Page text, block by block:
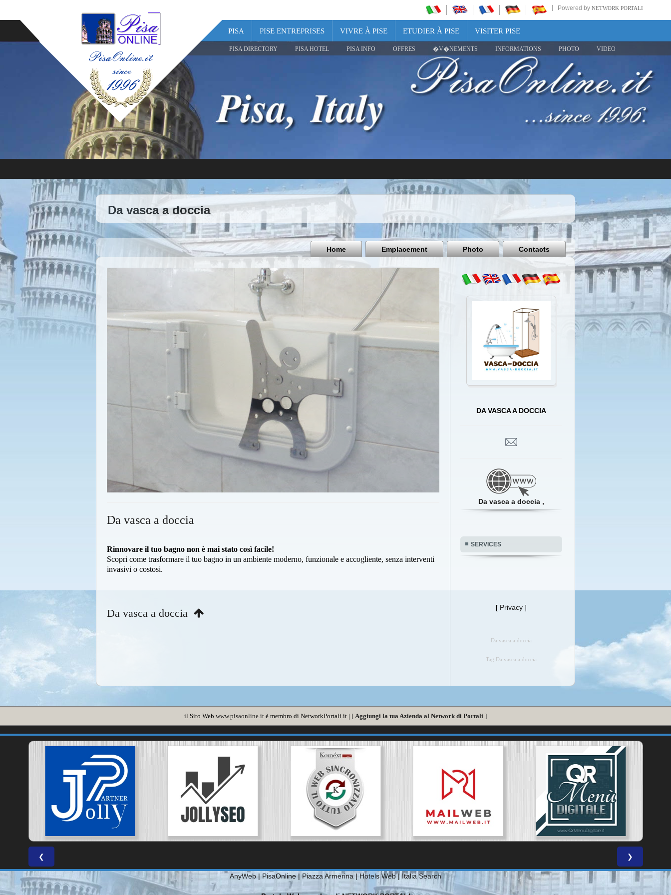
Powered by NETWORK PORTALI
PISA PISE ENTREPRISES VIVRE À PISE ETUDIER À PISE VISITER PISE
PISA DIRECTORY PISA HOTEL PISA INFO OFFRES �V�NEMENTS INFORMATIONS PHOTO VIDEO
Share
Pisa
Italy
Da vasca a doccia
Home Emplacement Photo Contacts
Da vasca a doccia
Rinnovare il tuo bagno non è mai stato così facile!
Scopri come trasformare il tuo bagno in un ambiente moderno, funzionale e accogliente, senza interventi
invasivi o costosi.
Da vasca a doccia
DA VASCA A DOCCIA
Da vasca a doccia ,
SERVICES
[ Privacy ]
Da vasca a doccia
Tag Da vasca a doccia
il Sito Web www.pisaonline.it è membro di NetworkPortali.it | [ Aggiungi la tua Azienda al Network di Portali ]
❮ ❯
AnyWeb | PisaOnline |Piazza Armerina | Hotels Web|Italia Search